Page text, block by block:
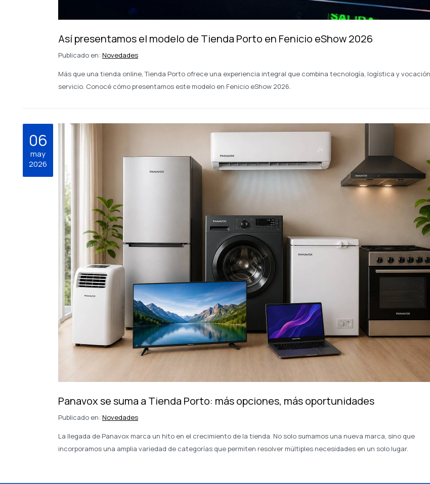
Así presentamos el modelo de Tienda Porto en Fenicio eShow 2026
Publicado en: Novedades
Más que una tienda online, Tienda Porto ofrece una experiencia integral que combina tecnología, logística y
servicio. Conocé cómo presentamos este modelo en Fenicio eShow 2026.
Panavox se suma a Tienda Porto: más opciones, más oportunidades
06
may
2026
Publicado en: Novedades
La llegada de Panavox marca un hito en el crecimiento de la tienda. No solo sumamos una nueva marca, sino que
incorporamos una amplia variedad de categorías que permiten resolver múltiples necesidades en un solo lugar.